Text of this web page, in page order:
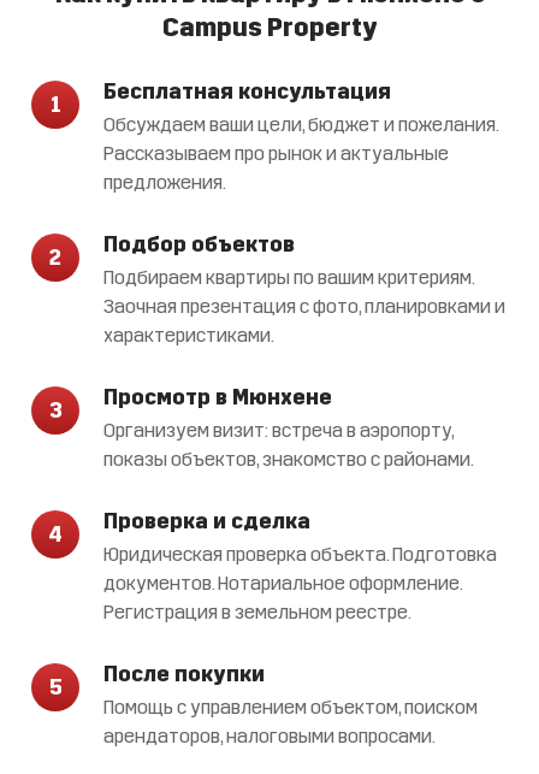
Campus Property
1 Бесплатная консультация
Обсуждаем ваши цели, бюджет и пожелания.
Рассказываем про рынок и актуальные
предложения.
2 Подбор объектов
Подбираем квартиры по вашим критериям.
Заочная презентация с фото, планировками и
характеристиками.
3 Просмотр в Мюнхене
Организуем визит: встреча в аэропорту,
показы объектов, знакомство с районами.
4 Проверка и сделка
Юридическая проверка объекта. Подготовка
документов. Нотариальное оформление.
Регистрация в земельном реестре.
5 После покупки
Помощь с управлением объектом, поиском
арендаторов, налоговыми вопросами.